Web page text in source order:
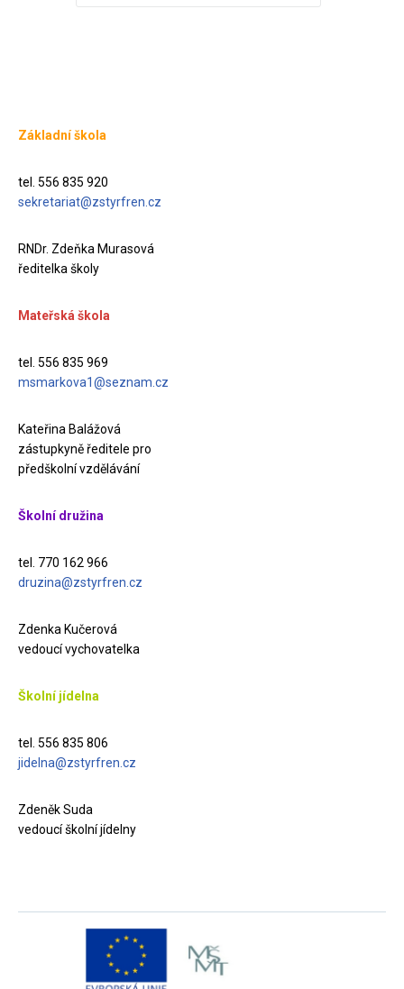
Základní škola
tel. 556 835 920
sekretariat@zstyrfren.cz
RNDr. Zdeňka Murasová
ředitelka školy
Mateřská škola
tel. 556 835 969
msmarkova1@seznam.cz
Kateřina Balážová
zástupkyně ředitele pro
předškolní vzdělávání
Školní družina
tel. 770 162 966
druzina@zstyrfren.cz
Zdenka Kučerová
vedoucí vychovatelka
Školní jídelna
tel. 556 835 806
jidelna@zstyrfren.cz
Zdeněk Suda
vedoucí školní jídelny